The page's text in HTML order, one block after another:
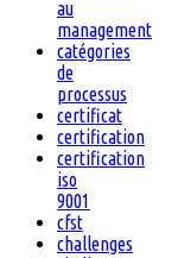
au
management
catégories
de
processus
certificat
certification
certification
iso
9001
cfst
challenges